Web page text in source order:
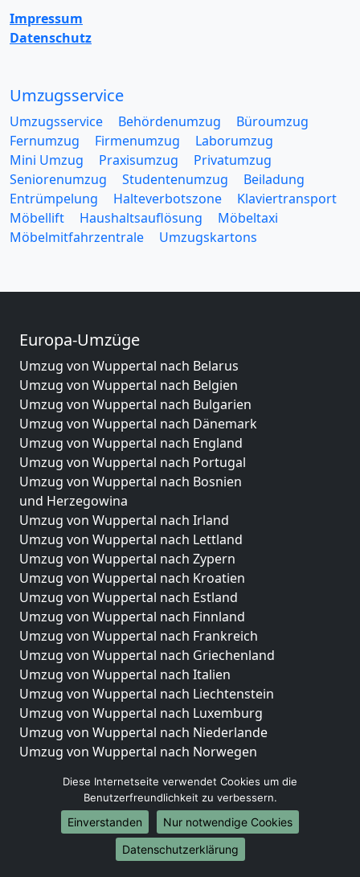
Impressum
Datenschutz
Umzugsservice
Umzugsservice Behördenumzug
Büroumzug
Fernumzug
Firmenumzug
Laborumzug
Mini Umzug
Praxisumzug
Privatumzug
Seniorenumzug
Studentenumzug
Beiladung
Entrümpelung
Halteverbotszone
Klaviertransport
Möbellift
Haushaltsauflösung
Möbeltaxi
Möbelmitfahrzentrale
Umzugskartons
Europa-Umzüge
Umzug von Wuppertal nach Belarus
Umzug von Wuppertal nach Belgien
Umzug von Wuppertal nach Bulgarien
Umzug von Wuppertal nach Dänemark
Umzug von Wuppertal nach England
Umzug von Wuppertal nach Portugal
Umzug von Wuppertal nach Bosnien
und Herzegowina
Umzug von Wuppertal nach Irland
Umzug von Wuppertal nach Lettland
Umzug von Wuppertal nach Zypern
Umzug von Wuppertal nach Kroatien
Umzug von Wuppertal nach Estland
Umzug von Wuppertal nach Finnland
Umzug von Wuppertal nach Frankreich
Umzug von Wuppertal nach Griechenland
Umzug von Wuppertal nach Italien
Umzug von Wuppertal nach Liechtenstein
Umzug von Wuppertal nach Luxemburg
Umzug von Wuppertal nach Niederlande
Umzug von Wuppertal nach Norwegen
Umzüge-Deutschlandweit
Umzug von Wuppertal nach Berlin
Umzug von Wuppertal nach Hamburg
Umzug von Wuppertal nach München
Umzug von Wuppertal nach Köln
Diese Internetseite verwendet Cookies um die
Benutzerfreundlichkeit zu verbessern.
Einverstanden
Nur notwendige Cookies
Datenschutzerklärung